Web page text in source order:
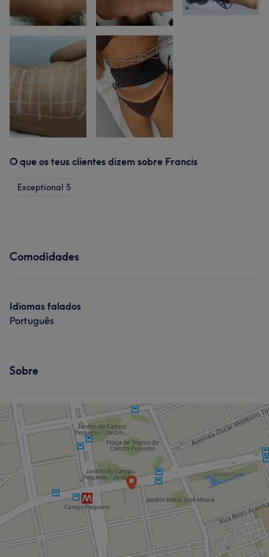
O que os teus clientes dizem sobre Francis
Exceptional 5
Comodidades
Idiomas falados
Português
Sobre